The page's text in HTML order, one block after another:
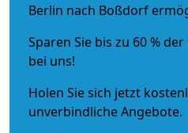
Berlin nach Boßdorf
Sparen Sie bis zu 60 %
bei uns!
Holen Sie sich jetzt
unverbindliche Angebote.